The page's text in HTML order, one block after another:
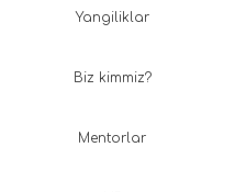
Yangiliklar
Biz kimmiz?
Mentorlar